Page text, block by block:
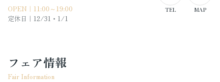
OPEN｜11:00～19:00
定休日｜ 12/31・1/1
TEL MAP
フェア情報
Fair Information